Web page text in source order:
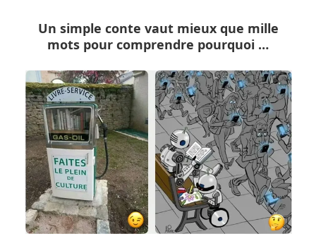
Un simple conte vaut mieux que mille
mots pour comprendre pourquoi …